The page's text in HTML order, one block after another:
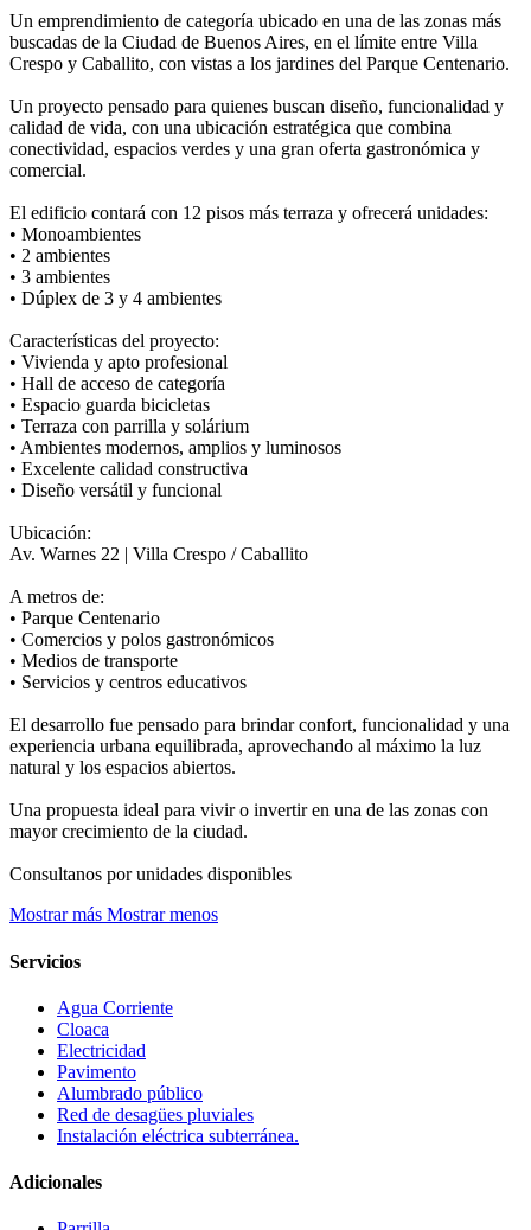
Un emprendimiento de categoría ubicado en una de las zonas más
buscadas de la Ciudad de Buenos Aires, en el límite entre Villa
Crespo y Caballito, con vistas a los jardines del Parque Centenario.
Un proyecto pensado para quienes buscan diseño, funcionalidad y
calidad de vida, con una ubicación estratégica que combina
conectividad, espacios verdes y una gran oferta gastronómica y
comercial.
El edificio contará con 12 pisos más terraza y ofrecerá unidades:
• Monoambientes
• 2 ambientes
• 3 ambientes
• Dúplex de 3 y 4 ambientes
Características del proyecto:
• Vivienda y apto profesional
• Hall de acceso de categoría
• Espacio guarda bicicletas
• Terraza con parrilla y solárium
• Ambientes modernos, amplios y luminosos
• Excelente calidad constructiva
• Diseño versátil y funcional
Ubicación:
Av. Warnes 22 | Villa Crespo / Caballito
A metros de:
• Parque Centenario
• Comercios y polos gastronómicos
• Medios de transporte
• Servicios y centros educativos
El desarrollo fue pensado para brindar confort, funcionalidad y una
experiencia urbana equilibrada, aprovechando al máximo la luz
natural y los espacios abiertos.
Una propuesta ideal para vivir o invertir en una de las zonas con
mayor crecimiento de la ciudad.
Consultanos por unidades disponibles
Mostrar más Mostrar menos
Servicios
Agua Corriente
Cloaca
Electricidad
Pavimento
Alumbrado público
Red de desagües pluviales
Instalación eléctrica subterránea.
Adicionales